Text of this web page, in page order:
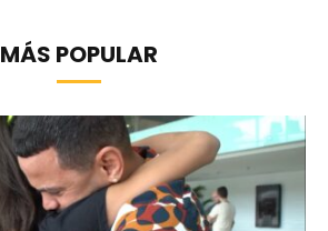
MÁS POPULAR